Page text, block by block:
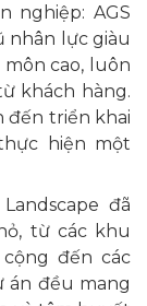
nghiệp: AGS
nhân lực giàu
cao, luôn
khách hàng.
đến triển khai
hiện một
đã
từ các khu
đến các
án đều mang